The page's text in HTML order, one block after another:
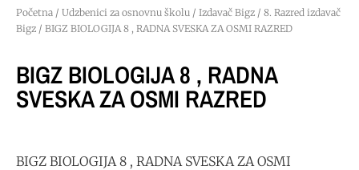
Početna / Udzbenici za osnovnu školu / Izdavač Bigz / 8. Razred izdavač
Bigz / BIGZ BIOLOGIJA 8 , RADNA SVESKA ZA OSMI RAZRED
BIGZ BIOLOGIJA 8 , RADNA
SVESKA ZA OSMI RAZRED
BIGZ BIOLOGIJA 8 , RADNA SVESKA ZA OSMI